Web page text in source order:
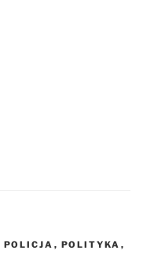
POLICJA , POLITYKA ,